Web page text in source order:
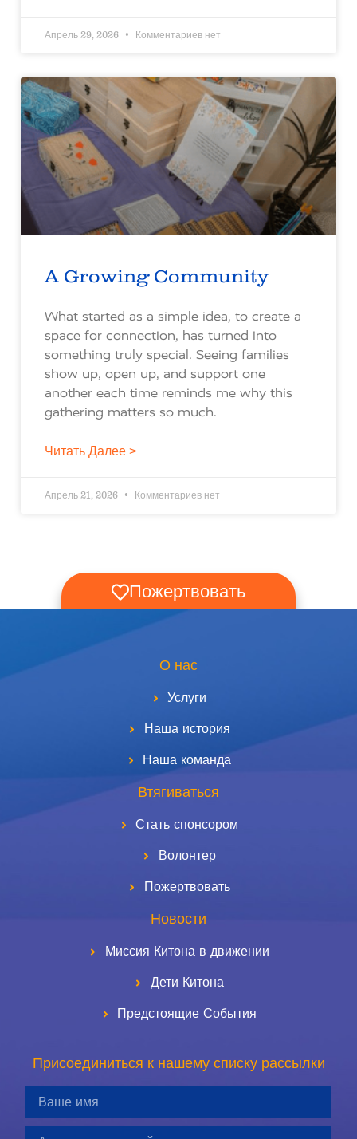
Апрель 29, 2026 Комментариев нет
A Growing Community
What started as a simple idea, to create a
space for connection, has turned into
something truly special. Seeing families
show up, open up, and support one
another each time reminds me why this
gathering matters so much.
Читать Далее >
Апрель 21, 2026 Комментариев нет
Пожертвовать
О нас
Услуги
Наша история
Наша команда
Втягиваться
Стать спонсором
Волонтер
Пожертвовать
Новости
Миссия Китона в движении
Дети Китона
Предстоящие События
Присоединиться к нашему списку рассылки